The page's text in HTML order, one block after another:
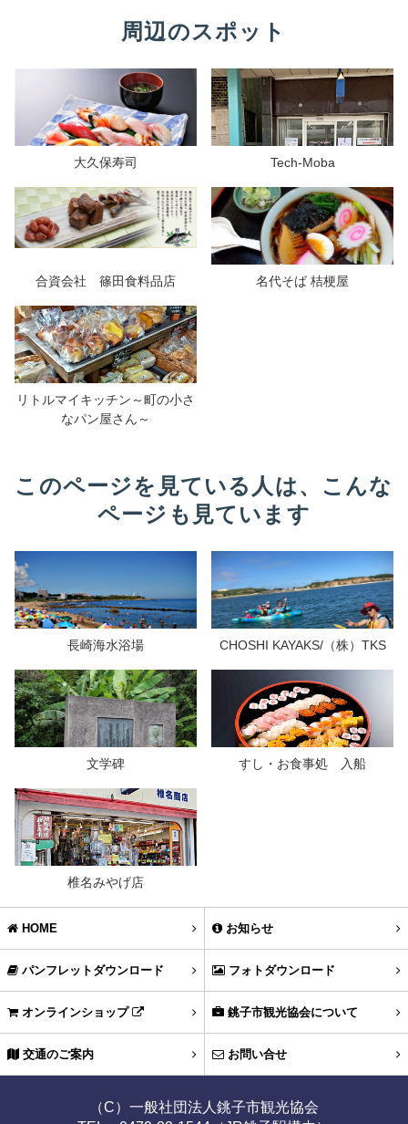
周辺のスポット
大久保寿司 Tech-Moba
合資会社 篠田食料品店 名代そば 桔梗屋
リトルマイキッチン～町の小さ
なパン屋さん～
このページを見ている人は、こんな
ページも見ています
長崎海水浴場 CHOSHI KAYAKS/（株）TKS
文学碑 すし・お食事処 入船
椎名みやげ店
HOME お知らせ
パンフレットダウンロード フォトダウンロード
オンラインショップ 銚子市観光協会について
交通のご案内 お問い合せ
（C）一般社団法人銚子市観光協会